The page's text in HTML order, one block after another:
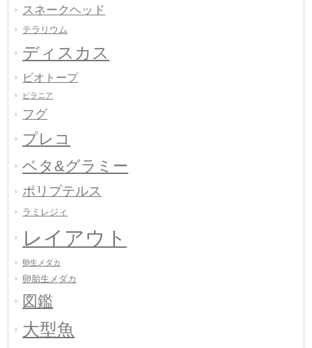
スネークヘッド
テラリウム
ディスカス
ビオトープ
ピラニア
フグ
プレコ
ベタ&グラミー
ポリプテルス
ラミレジィ
レイアウト
卵生メダカ
卵胎生メダカ
図鑑
大型魚